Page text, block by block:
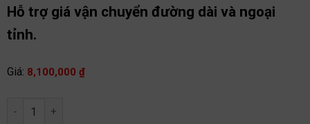
Hỗ trợ giá vận chuyển đường dài và ngoại
tỉnh.
Giá: 8,100,000 ₫
Bộ phòng ngủ hiện đại gỗ mdf CB35 số lượng